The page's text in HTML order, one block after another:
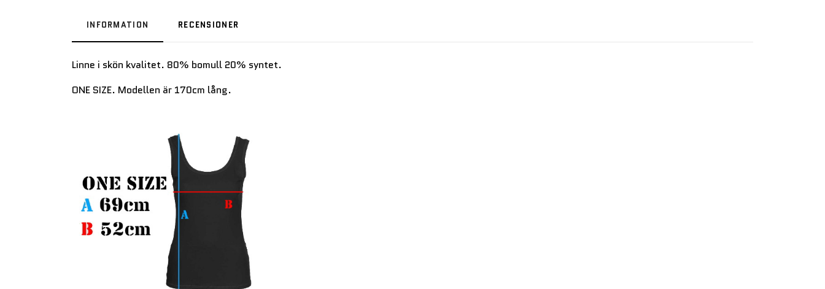
INFORMATION RECENSIONER
Linne i skön kvalitet. 80% bomull 20% syntet.
ONE SIZE. Modellen är 170cm lång.